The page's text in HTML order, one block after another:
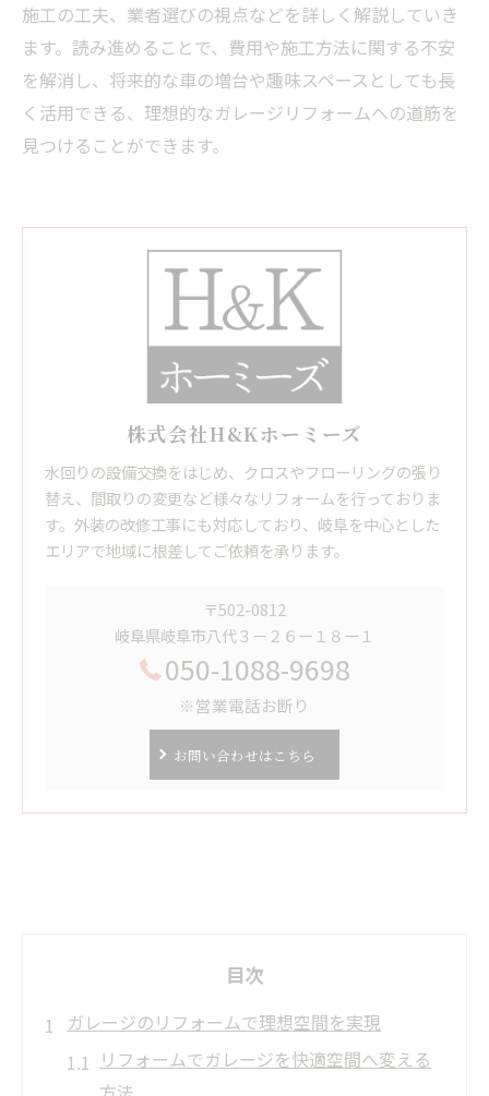
施工の工夫、業者選びの視点などを詳しく解説していき
ます。読み進めることで、費用や施工方法に関する不安
を解消し、将来的な車の増台や趣味スペースとしても長
く活用できる、理想的なガレージリフォームへの道筋を
見つけることができます。
株式会社H&Kホーミーズ
水回りの設備交換をはじめ、クロスやフローリングの張り
替え、間取りの変更など様々なリフォームを行っておりま
す。外装の改修工事にも対応しており、岐阜を中心とした
エリアで地域に根差してご依頼を承ります。
〒502-0812
岐阜県岐阜市八代３－２６ー１８ー１
050-1088-9698
※営業電話お断り
お問い合わせはこちら
目次
ガレージのリフォームで理想空間を実現
リフォームでガレージを快適空間へ変える